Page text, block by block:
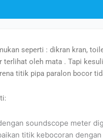
seperti : dikran kran,
terlihat oleh mata . Tapi
titik pipa paralon bocor
soundscope meter
titik kebocoran